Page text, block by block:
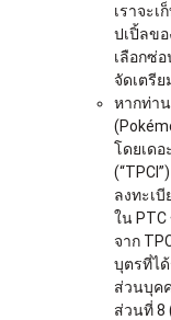
เราจะ
ปเปิ้ลข
เลือกซ่อ
จัดเตรีย
หากท่า
โดยเด
ลงทะเ
ใน
จาก
บุตรที่ไ
ส่วนบุค
ส่วนที่ 8